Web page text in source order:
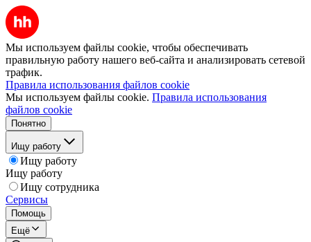
Мы используем файлы cookie, чтобы обеспечивать
правильную работу нашего веб-сайта и анализировать сетевой
трафик.
Правила использования файлов cookie
Мы используем файлы cookie. Правила использования
файлов cookie
Понятно
Ищу работу
Ищу работу
Ищу работу
Ищу сотрудника
Сервисы
Помощь
Ещё